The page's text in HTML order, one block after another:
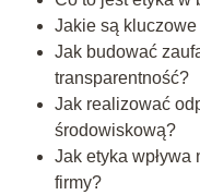
Jakie są
Jak budować
transparentność?
Jak realizować
środowiskową?
Jak etyka
firmy?